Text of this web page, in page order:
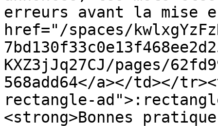
erreurs avant la mise
href="/spaces/
KXZ3jJq27CJ/pages/
568add64</a></td></
rectangle-
<strong>Bonnes